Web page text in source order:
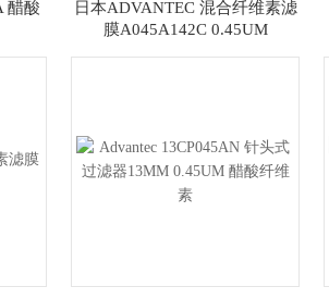
醋酸
日本ADVANTEC 混合纤维素滤
膜A045A142C 0.45UM